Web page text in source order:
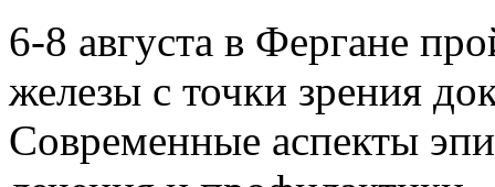
6-8 августа в Фергане
железы с точки зрения
Современные аспекты